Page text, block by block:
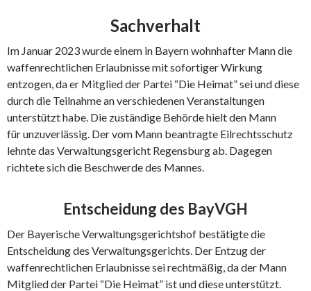
Sachverhalt
Im Januar 2023 wurde einem in Bayern wohnhafter Mann die
waffenrechtlichen Erlaubnisse mit sofortiger Wirkung
entzogen, da er Mitglied der Partei “Die Heimat” sei und diese
durch die Teilnahme an verschiedenen Veranstaltungen
unterstützt habe. Die zuständige Behörde hielt den Mann
für unzuverlässig. Der vom Mann beantragte Eilrechtsschutz
lehnte das Verwaltungsgericht Regensburg ab. Dagegen
richtete sich die Beschwerde des Mannes.
Entscheidung des BayVGH
Der Bayerische Verwaltungsgerichtshof bestätigte die
Entscheidung des Verwaltungsgerichts. Der Entzug der
waffenrechtlichen Erlaubnisse sei rechtmäßig, da der Mann
Mitglied der Partei “Die Heimat” ist und diese unterstützt.